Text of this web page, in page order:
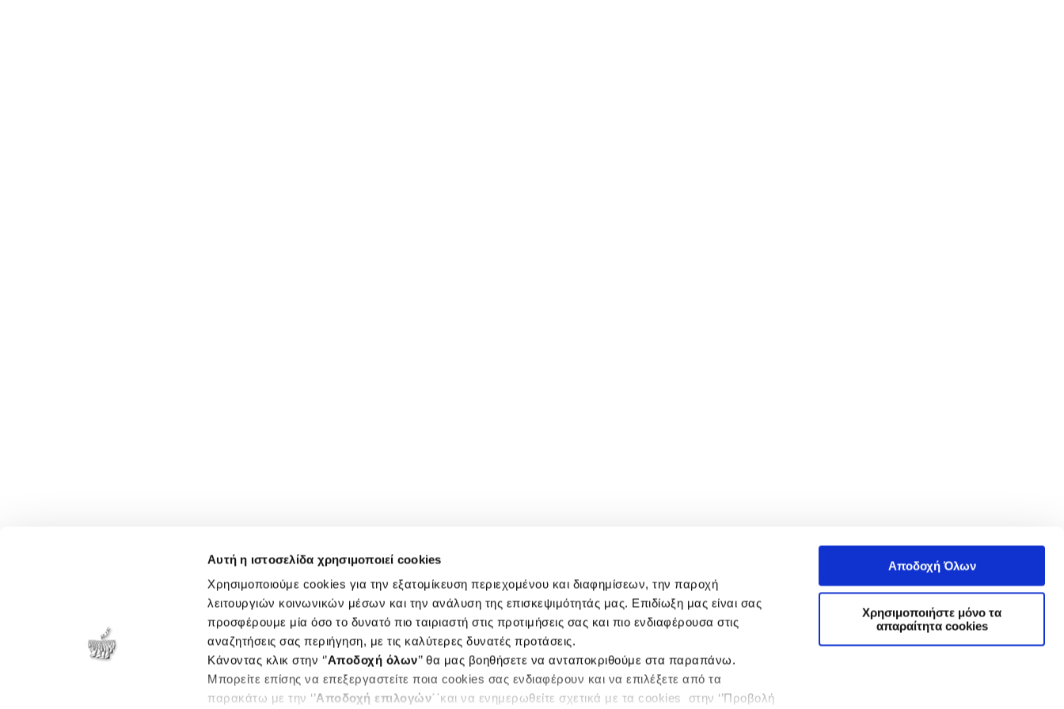
Αυτή η ιστοσελίδα χρησιμοποιεί cookies
Χρησιμοποιούμε cookies για την εξατομίκευση περιεχομένου και διαφημίσεων, την παροχή
λειτουργιών κοινωνικών μέσων και την ανάλυση της επισκεψιμότητάς μας. Επιδίωξη μας είναι σας
προσφέρουμε μία όσο το δυνατό πιο ταιριαστή στις προτιμήσεις σας και πιο ενδιαφέρουσα στις
αναζητήσεις σας περιήγηση, με τις καλύτερες δυνατές προτάσεις.
Κάνοντας κλικ στην ‘’Αποδοχή όλων’’ θα μας βοηθήσετε να ανταποκριθούμε στα παραπάνω.
Μπορείτε επίσης να επεξεργαστείτε ποια cookies σας ενδιαφέρουν και να επιλέξετε από τα
παρακάτω με την ‘’Αποδοχή επιλογών΄΄και να ενημερωθείτε σχετικά με τα cookies στην ‘’Προβολή
Αποδοχή Όλων
Χρησιμοποιήστε μόνο τα
απαραίτητα cookies